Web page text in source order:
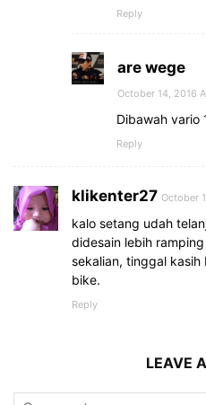
Reply
are wege
October 14, 2016
Dibawah vario
Reply
klikenter27 October
kalo setang udah
didesain lebih
sekalian, tinggal
bike.
Reply
LEAVE